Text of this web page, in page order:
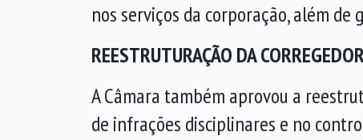
nos serviços da corporação, além
REESTRUTURAÇÃO DA
A Câmara também aprovou a
de infrações disciplinares e no